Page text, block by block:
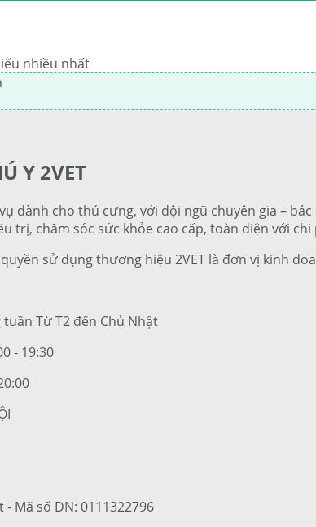
nhiều nhất
Y 2VET
dành cho thú cưng, với đội ngũ chuyên gia –
trị, chăm sóc sức khỏe cao cấp, toàn diện với chi
sử dụng thương hiệu 2VET là đơn vị kinh
Từ T2 đến Chủ Nhật
- 19:30
- Mã số DN: 0111322796